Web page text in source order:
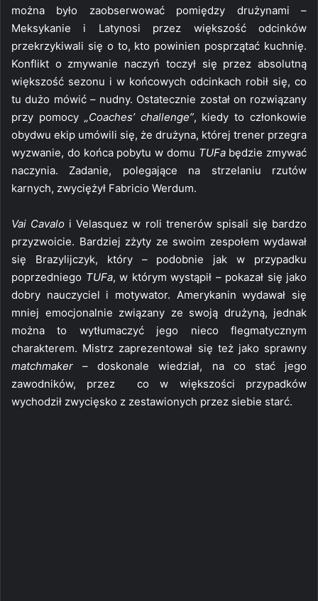
można było zaobserwować pomiędzy drużynami –
Meksykanie i Latynosi przez większość odcinków
przekrzykiwali się o to, kto powinien posprzątać kuchnię.
Konflikt o zmywanie naczyń toczył się przez absolutną
większość sezonu i w końcowych odcinkach robił się, co
tu dużo mówić – nudny. Ostatecznie został on rozwiązany
przy pomocy „Coaches’ challenge”, kiedy to członkowie
obydwu ekip umówili się, że drużyna, której trener przegra
wyzwanie, do końca pobytu w domu TUFa będzie zmywać
naczynia. Zadanie, polegające na strzelaniu rzutów
karnych, zwyciężył Fabricio Werdum.
Vai Cavalo i Velasquez w roli trenerów spisali się bardzo
przyzwoicie. Bardziej zżyty ze swoim zespołem wydawał
się Brazylijczyk, który – podobnie jak w przypadku
poprzedniego TUFa, w którym wystąpił – pokazał się jako
dobry nauczyciel i motywator. Amerykanin wydawał się
mniej emocjonalnie związany ze swoją drużyną, jednak
można to wytłumaczyć jego nieco flegmatycznym
charakterem. Mistrz zaprezentował się też jako sprawny
matchmaker –doskonale wiedział, na co stać jego
zawodników, przez co w większości przypadków
wychodził zwycięsko z zestawionych przez siebie starć.